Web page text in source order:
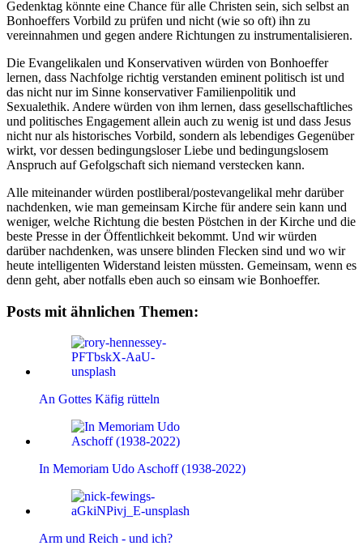
Gedenktag könnte eine Chance für alle Christen sein, sich selbst an
Bonhoeffers Vorbild zu prüfen und nicht (wie so oft) ihn zu
vereinnahmen und gegen andere Richtungen zu instrumentalisieren.
Die Evangelikalen und Konservativen würden von Bonhoeffer
lernen, dass Nachfolge richtig verstanden eminent politisch ist und
das nicht nur im Sinne konservativer Familienpolitik und
Sexualethik. Andere würden von ihm lernen, dass gesellschaftliches
und politisches Engagement allein auch zu wenig ist und dass Jesus
nicht nur als historisches Vorbild, sondern als lebendiges Gegenüber
wirkt, vor dessen bedingungsloser Liebe und bedingungslosem
Anspruch auf Gefolgschaft sich niemand verstecken kann.
Alle miteinander würden postliberal/postevangelikal mehr darüber
nachdenken, wie man gemeinsam Kirche für andere sein kann und
weniger, welche Richtung die besten Pöstchen in der Kirche und die
beste Presse in der Öffentlichkeit bekommt. Und wir würden
darüber nachdenken, was unsere blinden Flecken sind und wo wir
heute intelligenten Widerstand leisten müssten. Gemeinsam, wenn es
denn geht, aber notfalls eben auch so einsam wie Bonhoeffer.
Posts mit ähnlichen Themen:
An Gottes Käfig rütteln
In Memoriam Udo Aschoff (1938-2022)
Arm und Reich - und ich?